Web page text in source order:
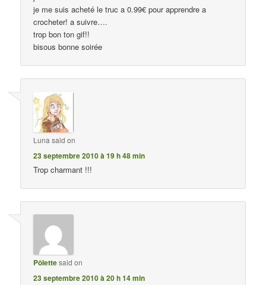
je me suis acheté le truc a 0.99€ pour apprendre a
crocheter! a suivre….
trop bon ton gif!!
bisous bonne soirée
Luna said on
23 septembre 2010 à 19 h 48 min
Trop charmant !!!
Pôlettesaid on
23 septembre 2010 à 20 h 14 min